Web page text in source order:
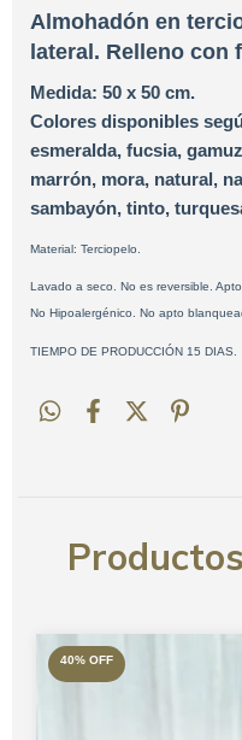
Almohadón en
lateral. Relleno con
Medida: 50 x 50 cm.
Colores disponibles
esmeralda, fucsia,
marrón, mora, natural,
sambayón, tinto,
Material: Terciopelo.
Lavado a seco. No es reversible.
No Hipoalergénico. No apto
TIEMPO DE PRODUCCIÓN 15 DIAS.
40% OFF